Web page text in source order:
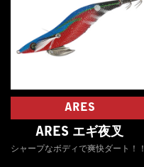
ARES
ARES エギ夜叉
シャープなボディで爽快ダート！！